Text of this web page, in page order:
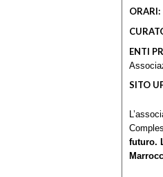
ORARI:
ENTI
SITO
futuro.